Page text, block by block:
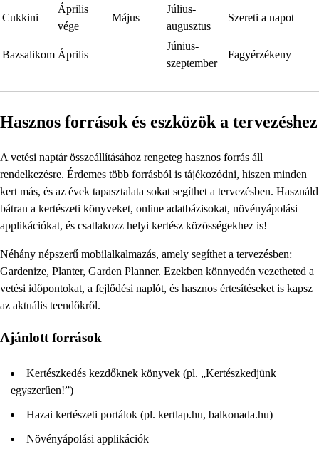
Cukkini
Április
vége
Május
Július-
augusztus
Szereti a napot
Bazsalikom Április –
Június-
szeptember
Fagyérzékeny
Hasznos források és eszközök a tervezéshez
A vetési naptár összeállításához rengeteg hasznos forrás áll
rendelkezésre. Érdemes több forrásból is tájékozódni, hiszen minden
kert más, és az évek tapasztalata sokat segíthet a tervezésben. Használd
bátran a kertészeti könyveket, online adatbázisokat, növényápolási
applikációkat, és csatlakozz helyi kertész közösségekhez is!
Néhány népszerű mobilalkalmazás, amely segíthet a tervezésben:
Gardenize, Planter, Garden Planner. Ezekben könnyedén vezetheted a
vetési időpontokat, a fejlődési naplót, és hasznos értesítéseket is kapsz
az aktuális teendőkről.
Ajánlott források
Kertészkedés kezdőknek könyvek (pl. „Kertészkedjünk
egyszerűen!”)
Hazai kertészeti portálok (pl. kertlap.hu, balkonada.hu)
Növényápolási applikációk